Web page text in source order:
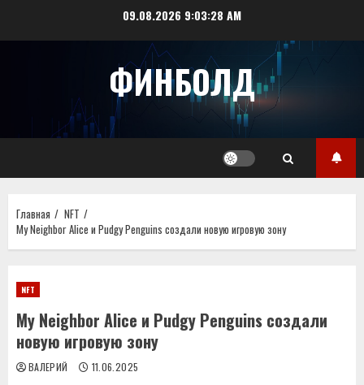
09.08.2026 9:03:28 AM
ФИНБОЛД
Главная
NFT
My Neighbor Alice и Pudgy Penguins создали новую игровую зону
NFT
My Neighbor Alice и Pudgy Penguins создали
новую игровую зону
ВАЛЕРИЙ 11.06.2025